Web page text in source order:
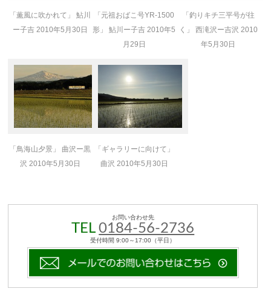
「薫風に吹かれて」 鮎川
ー子吉 2010年5月30日
「元祖おばこ号YR-1500
形」 鮎川ー子吉 2010年5
月29日
「釣りキチ三平号が往
く」 西滝沢ー吉沢 2010
年5月30日
「鳥海山夕景」 曲沢ー黒
沢 2010年5月30日
「ギャラリーに向けて」
曲沢 2010年5月30日
お問い合わせ先
TEL0184-56-2736
受付時間 9:00～17:00（平日）